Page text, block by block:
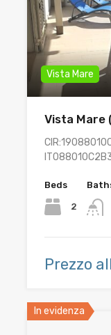
Vista Mare
Vista Mare
Beds
2
Prezzo
In evidenza